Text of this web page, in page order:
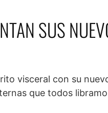
SUS
visceral con su
que todos